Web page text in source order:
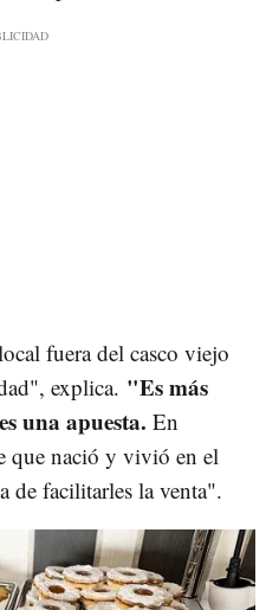
fuera del casco viejo
explica. "Es más
una apuesta. En
que nació y vivió en el
de facilitarles la venta".